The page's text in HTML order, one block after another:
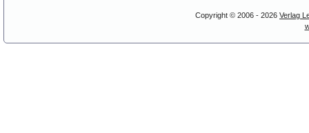
Copyright © 2006 - 2026 Verlag